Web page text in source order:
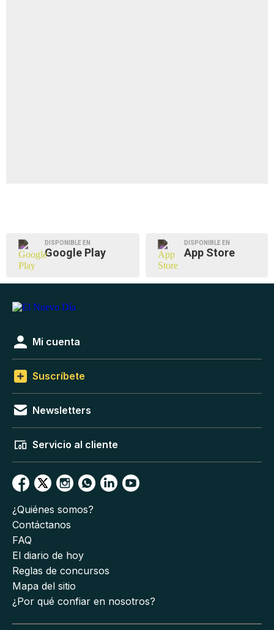
DISPONIBLE EN
Google Play
DISPONIBLE EN
App Store
Mi cuenta
Suscríbete
Newsletters
Servicio al cliente
¿Quiénes somos?
Contáctanos
FAQ
El diario de hoy
Reglas de concursos
Mapa del sitio
¿Por qué confiar en nosotros?